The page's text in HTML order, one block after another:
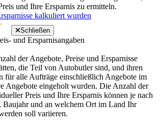
und Ihre Ersparnis zu ermitteln.
kalkuliert wurden
Schließen
und Ersparnisangaben
der Angebote, Preise und Ersparnisse
die Teil von Autobutler sind, und ihren
für alle Aufträge einschließlich Angebote im
Angebote eingeholt wurden. Die Anzahl der
Preis und Ihre Ersparnis können je nach
und an welchem Ort im Land Ihr
soll variieren.